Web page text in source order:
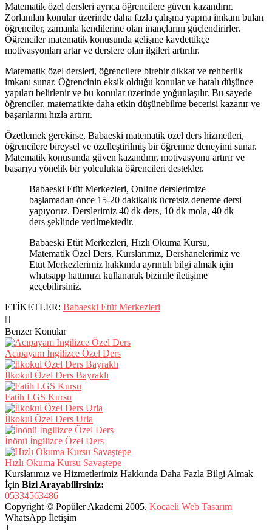
Matematik özel dersleri ayrıca öğrencilere güven kazandırır.
Zorlanılan konular üzerinde daha fazla çalışma yapma imkanı bulan
öğrenciler, zamanla kendilerine olan inançlarını güçlendirirler.
Öğrenciler matematik konusunda gelişme kaydettikçe
motivasyonları artar ve derslere olan ilgileri artırılır.
Matematik özel dersleri, öğrencilere birebir dikkat ve rehberlik
imkanı sunar. Öğrencinin eksik olduğu konular ve hatalı düşünce
yapıları belirlenir ve bu konular üzerinde yoğunlaşılır. Bu sayede
öğrenciler, matematikte daha etkin düşünebilme becerisi kazanır ve
başarılarını hızla artırır.
Özetlemek gerekirse, Babaeski matematik özel ders hizmetleri,
öğrencilere bireysel ve özelleştirilmiş bir öğrenme deneyimi sunar.
Matematik konusunda güven kazandırır, motivasyonu artırır ve
başarıya yönelik bir yolculukta öğrencileri destekler.
Babaeski Etüt Merkezleri, Online derslerimize
başlamadan önce 15-20 dakikalık ücretsiz deneme dersi
yapıyoruz. Derslerimiz 40 dk ders, 10 dk mola, 40 dk
ders şeklinde verilmektedir.
Babaeski Etüt Merkezleri, Hızlı Okuma Kursu,
Matematik Özel Ders, Kurslarımız, Dershanelerimiz ve
Etüt Merkezlerimiz hakkında ayrıntılı bilgi almak için
whatsapp hattımızı kullanarak bizimle iletişime
geçebilirsiniz.
ETİKETLER: Babaeski Etüt Merkezleri
Benzer Konular
Acıpayam İngilizce Özel Ders
İlkokul Özel Ders Bayraklı
Fatih LGS Kursu
İlkokul Özel Ders Urla
İnönü İngilizce Özel Ders
Hızlı Okuma Kursu Savaştepe
Kurslarımız ve Hizmetlerimiz Hakkında Daha Fazla Bilgi Almak
İçin Bizi Arayabilirsiniz:
05334563486
Copyright © Popüler Akademi 2005. Kocaeli Web Tasarım
WhatsApp İletişim